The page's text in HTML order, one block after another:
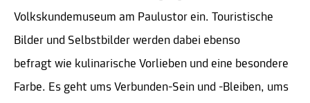
Volkskundemuseum am Paulustor ein. Touristische
Bilder und Selbstbilder werden dabei ebenso
befragt wie kulinarische Vorlieben und eine besondere
Farbe. Es geht ums Verbunden-Sein und -Bleiben, ums